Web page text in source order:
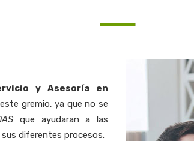
y Asesoría en
gremio, ya que no se
que ayudaran a las
diferentes procesos.